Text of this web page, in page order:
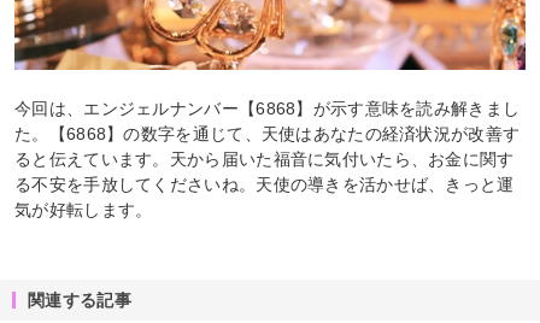
今回は、エンジェルナンバー【6868】が示す意味を読み解きまし
た。【6868】の数字を通じて、天使はあなたの経済状況が改善す
ると伝えています。天から届いた福音に気付いたら、お金に関す
る不安を手放してくださいね。天使の導きを活かせば、きっと運
気が好転します。
関連する記事